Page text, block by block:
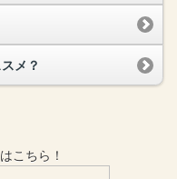
メ？
こちら！